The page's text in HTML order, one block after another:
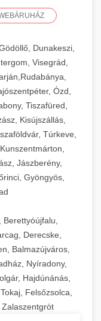
Dunakeszi,
Visegrád,
Ózd,
Tiszafüred,
Kisújszállás,
Túrkeve,
Jászberény,
Gyöngyös,
Derecske,
Balmazújváros,
Nyíradony,
Hajdúnánás,
Felsőzsolca,